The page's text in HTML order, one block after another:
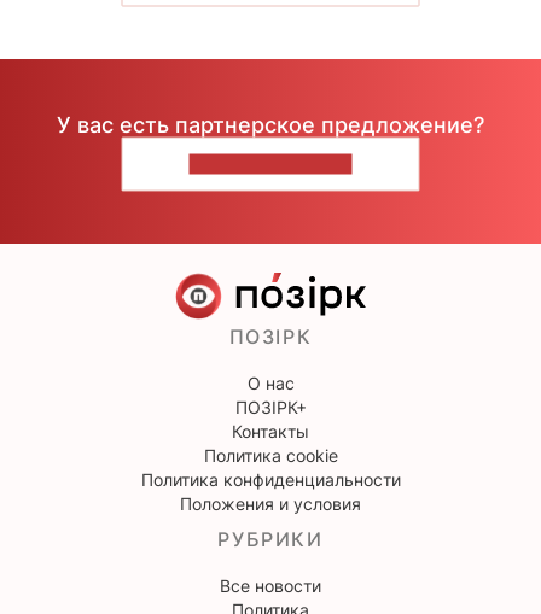
У вас есть партнерское предложение?
ПОЗІРК
О нас
ПОЗІРК+
Контакты
Политика cookie
Политика конфиденциальности
Положения и условия
РУБРИКИ
Все новости
Политика